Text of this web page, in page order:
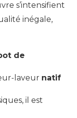
s’intensifient
inégale,
de
laveur natif
il est